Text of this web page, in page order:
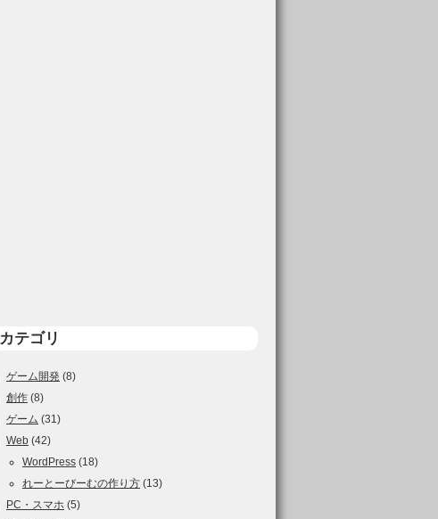
カテゴリ
ゲーム開発 (8)
創作 (8)
ゲーム (31)
Web (42)
WordPress (18)
れーとーびーむの作り方 (13)
PC・スマホ (5)